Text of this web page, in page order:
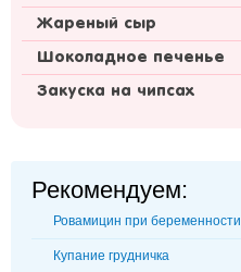
Жареный сыр
Шоколадное печенье
Закуска на чипсах
Рекомендуем:
Ровамицин при беременности
Купание грудничка